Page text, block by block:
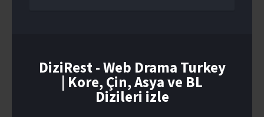
1. Sezon9. Bölüm
Once More Love in 1995
DiziRest - Web Drama Turkey
| Kore, Çin, Asya ve BL
Dizileri izle